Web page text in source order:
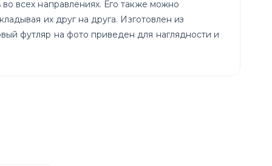
всех направлениях. Его также можно
их друг на друга. Изготовлен из
футляр на фото приведен для наглядности и